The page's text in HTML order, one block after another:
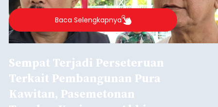
Baca Selengkapnya
Sempat Terjadi Perseteruan
Terkait Pembangunan Pura
Kawitan, Pasemetonan